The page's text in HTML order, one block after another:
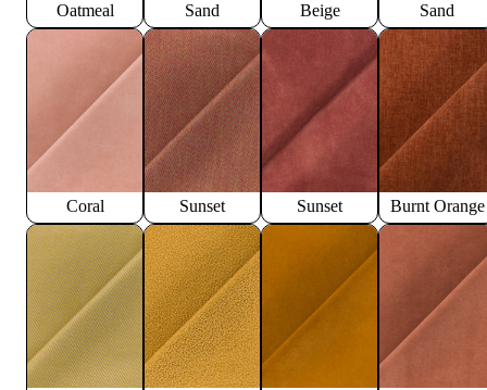
Oatmeal Sand Beige Sand
Coral Sunset Sunset Burnt Orange